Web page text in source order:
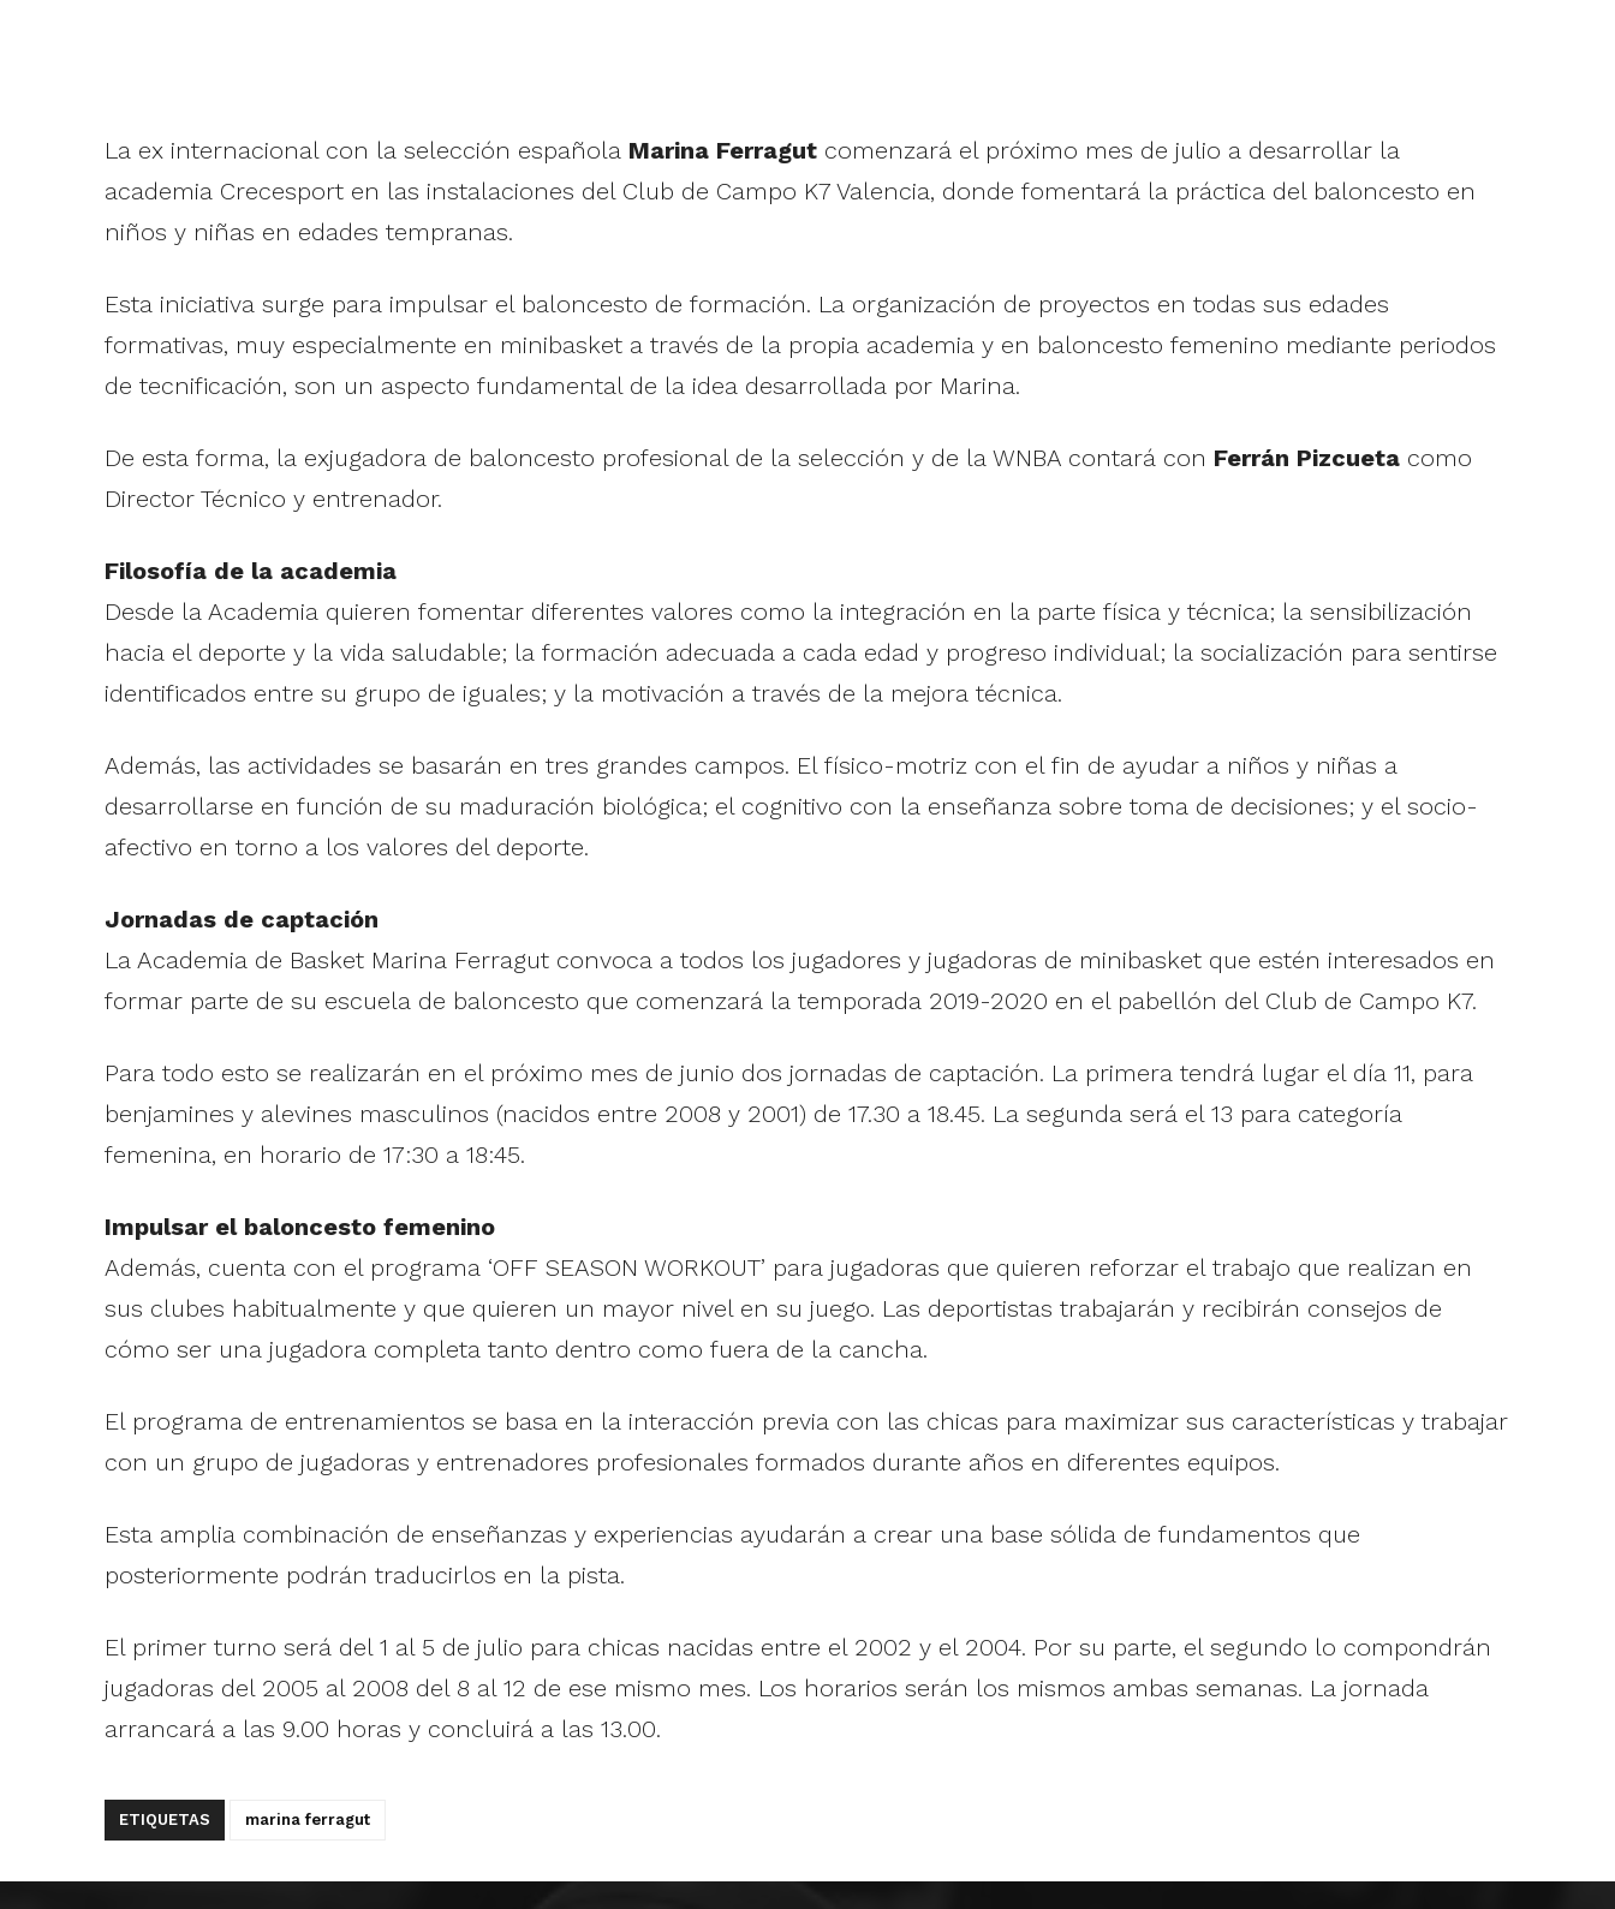
La ex internacional con la selección española Marina Ferragutcomenzará el próximo mes de julio a desarrollar la
academia Crecesport en las instalaciones del Club de Campo K7 Valencia, donde fomentará la práctica del baloncesto en
niños y niñas en edades tempranas.
Esta iniciativa surge para impulsar el baloncesto de formación. La organización de proyectos en todas sus edades
formativas, muy especialmente en minibasket a través de la propia academia y en baloncesto femenino mediante periodos
de tecnificación, son un aspecto fundamental de la idea desarrollada por Marina.
De esta forma, la exjugadora de baloncesto profesional de la selección y de la WNBA contará con Ferrán Pizcuetacomo
Director Técnico y entrenador.
Filosofía de la academia
Desde la Academia quieren fomentar diferentes valores como la integración en la parte física y técnica; la sensibilización
hacia el deporte y la vida saludable; la formación adecuada a cada edad y progreso individual; la socialización para sentirse
identificados entre su grupo de iguales; y la motivación a través de la mejora técnica.
Además, las actividades se basarán en tres grandes campos. El físico-motriz con el fin de ayudar a niños y niñas a
desarrollarse en función de su maduración biológica; el cognitivo con la enseñanza sobre toma de decisiones; y el socio-
afectivo en torno a los valores del deporte.
Jornadas de captación
La Academia de Basket Marina Ferragut convoca a todos los jugadores y jugadoras de minibasket que estén interesados en
formar parte de su escuela de baloncesto que comenzará la temporada 2019-2020 en el pabellón del Club de Campo K7.
Para todo esto se realizarán en el próximo mes de junio dos jornadas de captación. La primera tendrá lugar el día 11, para
benjamines y alevines masculinos (nacidos entre 2008 y 2001) de 17.30 a 18.45. La segunda será el 13 para categoría
femenina, en horario de 17:30 a 18:45.
Impulsar el baloncesto femenino
Además, cuenta con el programa ‘OFF SEASON WORKOUT’ para jugadoras que quieren reforzar el trabajo que realizan en
sus clubes habitualmente y que quieren un mayor nivel en su juego. Las deportistas trabajarán y recibirán consejos de
cómo ser una jugadora completa tanto dentro como fuera de la cancha.
El programa de entrenamientos se basa en la interacción previa con las chicas para maximizar sus características y trabajar
con un grupo de jugadoras y entrenadores profesionales formados durante años en diferentes equipos.
Esta amplia combinación de enseñanzas y experiencias ayudarán a crear una base sólida de fundamentos que
posteriormente podrán traducirlos en la pista.
El primer turno será del 1 al 5 de julio para chicas nacidas entre el 2002 y el 2004. Por su parte, el segundo lo compondrán
jugadoras del 2005 al 2008 del 8 al 12 de ese mismo mes. Los horarios serán los mismos ambas semanas. La jornada
arrancará a las 9.00 horas y concluirá a las 13.00.
ETIQUETAS marina ferragut